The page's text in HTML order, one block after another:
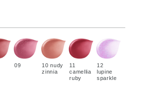
09
10 nudy
zinnia
11
camellia
ruby
12
lupine
sparkle